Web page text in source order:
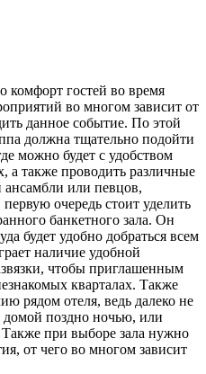
комфорт гостей во время
во многом зависит от
данное событие. По этой
должна тщательно подойти
можно будет с удобством
а также проводить различные
ансамбли или певцов,
очередь стоит уделить
банкетного зала. Он
будет удобно добраться всем
наличие удобной
чтобы приглашенным
кварталах. Также
рядом отеля, ведь далеко не
домой поздно ночью, или
Также при выборе зала нужно
от чего во многом зависит